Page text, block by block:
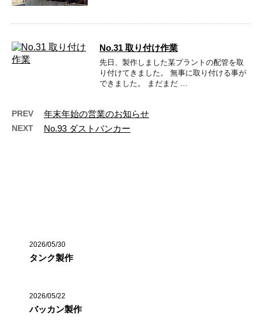
No.31 取り付け作業
先日、製作しました某プラントの配管を取
り付けてきました。 無事に取り付ける事が
できました。 まだまだ …
PREV 年末年始の営業のお知らせ
NEXT No.93 ダストバンカー
2026/05/30
タンク製作
2026/05/22
バッカン製作